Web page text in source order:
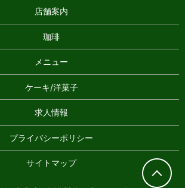
店舗案内
珈琲
メニュー
ケーキ/洋菓子
求人情報
プライバシーポリシー
サイトマップ